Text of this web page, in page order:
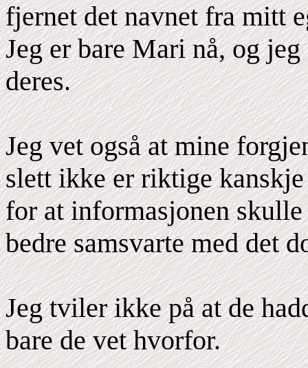
fjernet det navnet fra mitt
Jeg er bare Mari nå, og
deres.
Jeg vet også at mine
slett ikke er riktige
for at informasjonen
bedre samsvarte med det
Jeg tviler ikke på at de
bare de vet hvorfor.